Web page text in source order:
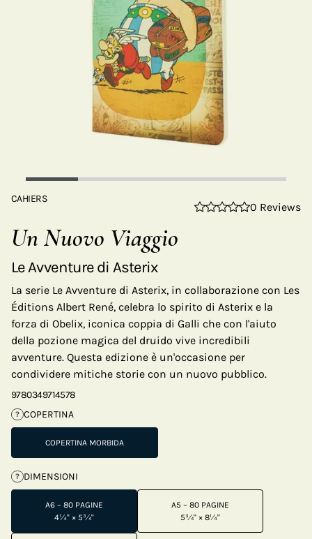
CAHIERS
0 Reviews
Un Nuovo Viaggio
Le Avventure di Asterix
La serie Le Avventure di Asterix, in collaborazione con Les
Éditions Albert René, celebra lo spirito di Asterix e la
forza di Obelix, iconica coppia di Galli che con l'aiuto
della pozione magica del druido vive incredibili
avventure. Questa edizione è un'occasione per
condividere mitiche storie con un nuovo pubblico.
9780349714578
? COPERTINA
COPERTINA MORBIDA
? DIMENSIONI
A6 – 80 PAGINE
4¼" × 5¾"
A5 – 80 PAGINE
5¾" × 8¼"